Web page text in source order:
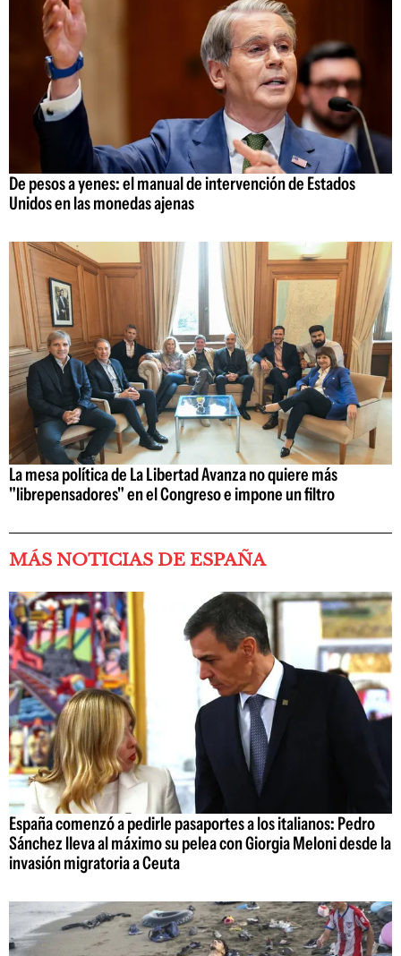
De pesos a yenes: el manual de intervención de Estados
Unidos en las monedas ajenas
La mesa política de La Libertad Avanza no quiere más
"librepensadores" en el Congreso e impone un filtro
MÁS NOTICIAS DE ESPAÑA
España comenzó a pedirle pasaportes a los italianos: Pedro
Sánchez lleva al máximo su pelea con Giorgia Meloni desde la
invasión migratoria a Ceuta